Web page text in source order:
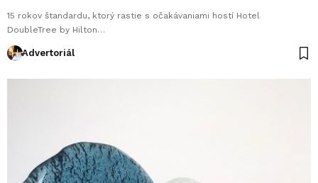
15 rokov štandardu, ktorý rastie s očakávaniami hostí Hotel
DoubleTree by Hilton…
Advertoriál